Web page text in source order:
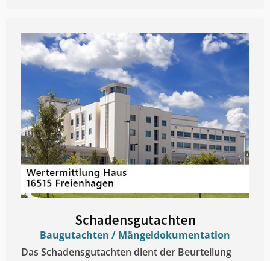
Schadensgutachten
Baugutachten / Mängeldokumentation
Das Schadensgutachten dient der Beurteilung